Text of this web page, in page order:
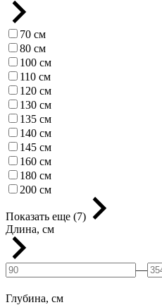
70 см
80 см
100 см
110 см
120 см
130 см
135 см
140 см
145 см
160 см
180 см
200 см
Показать еще (7)
Длина, см
—
Глубина, см